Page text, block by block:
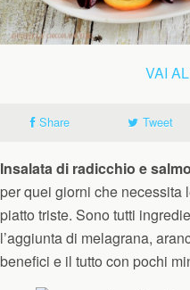
VAI
Share Tweet
Insalata di radicchio e
per quei giorni che necessita
piatto triste. Sono tutti
l’aggiunta di melagrana,
benefici e il tutto con pochi